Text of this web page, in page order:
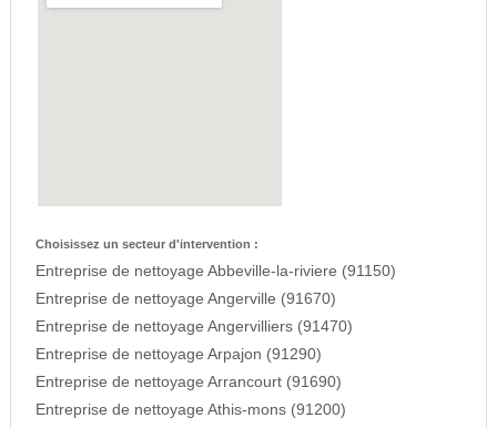
Choisissez un secteur d'intervention :
Entreprise de nettoyage Abbeville-la-riviere (91150)
Entreprise de nettoyage Angerville (91670)
Entreprise de nettoyage Angervilliers (91470)
Entreprise de nettoyage Arpajon (91290)
Entreprise de nettoyage Arrancourt (91690)
Entreprise de nettoyage Athis-mons (91200)